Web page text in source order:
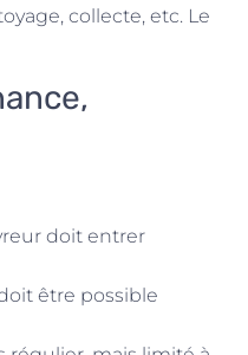
collecte, etc. Le
doit entrer
être possible